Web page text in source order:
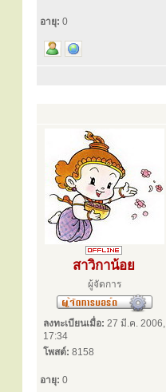
อายุ: 0
สาวิกาน้อย
ผู้จัดการ
ลงทะเบียนเมื่อ: 27 มี.ค. 2006,
17:34
โพสต์: 8158
อายุ: 0